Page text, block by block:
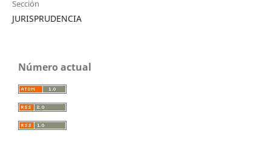
Sección
JURISPRUDENCIA
Número actual